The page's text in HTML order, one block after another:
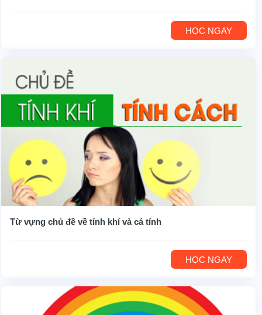
HỌC NGAY
Từ vựng chủ đề về tính khí và cá tính
HỌC NGAY